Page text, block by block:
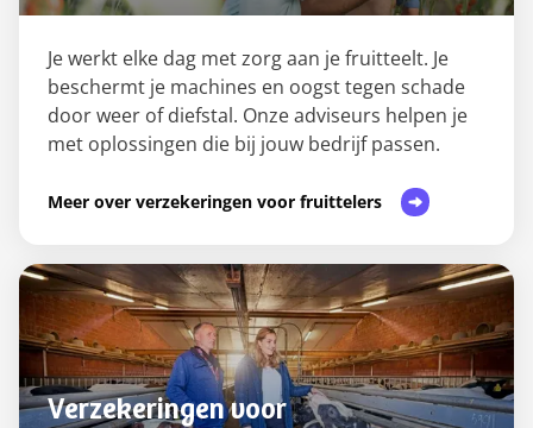
Je werkt elke dag met zorg aan je fruitteelt. Je
beschermt je machines en oogst tegen schade
door weer of diefstal. Onze adviseurs helpen je
met oplossingen die bij jouw bedrijf passen.
Meer over verzekeringen voor fruittelers
Verzekeringen voor